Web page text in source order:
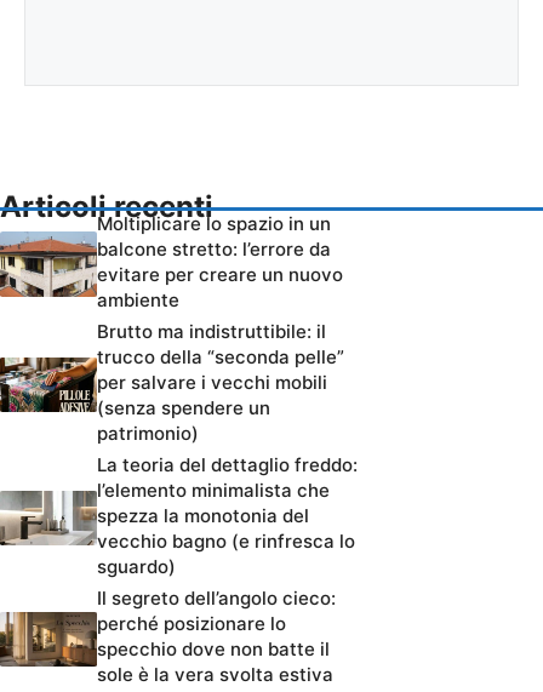
Articoli recenti
Moltiplicare lo spazio in un
balcone stretto: l’errore da
evitare per creare un nuovo
ambiente
Brutto ma indistruttibile: il
trucco della “seconda pelle”
per salvare i vecchi mobili
(senza spendere un
patrimonio)
La teoria del dettaglio freddo:
l’elemento minimalista che
spezza la monotonia del
vecchio bagno (e rinfresca lo
sguardo)
Il segreto dell’angolo cieco:
perché posizionare lo
specchio dove non batte il
sole è la vera svolta estiva